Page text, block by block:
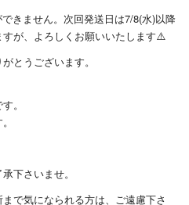
きません。次回発送日は7/8(水)以降
が、よろしくお願いいたします⚠️
とうございます。
。
下さいませ。
で気になられる方は、ご遠慮下さ